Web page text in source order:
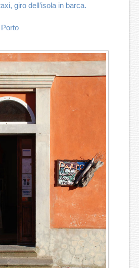
giro dell’isola in barca.